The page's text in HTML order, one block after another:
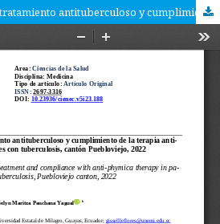
Conocimientos sobre tratamiento antituberculoso y cumplimiento de la terapia antifímica en los pacientes con tuberculosis, cantón Puebloviejo, 2022